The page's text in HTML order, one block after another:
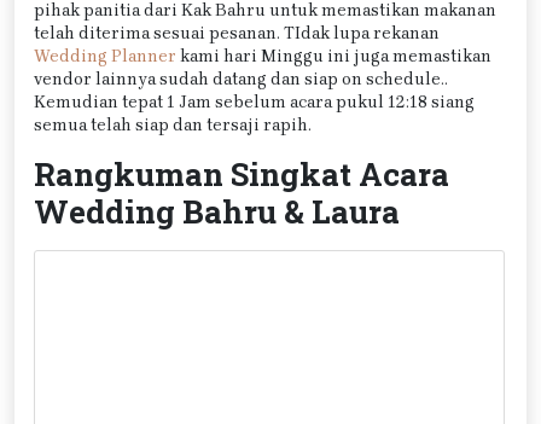
pihak panitia dari Kak Bahru untuk memastikan makanan
telah diterima sesuai pesanan. TIdak lupa rekanan
Wedding Planner kami hari Minggu ini juga memastikan
vendor lainnya sudah datang dan siap on schedule..
Kemudian tepat 1 Jam sebelum acara pukul 12:18 siang
semua telah siap dan tersaji rapih.
Rangkuman Singkat Acara
Wedding Bahru & Laura